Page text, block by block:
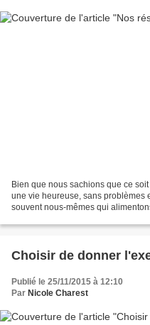
Bien que nous sachions que ce
une vie heureuse, sans problèmes
souvent nous-mêmes qui
Choisir de donner
Publié le 25/11/2015 à 12:10
Par Nicole Charest